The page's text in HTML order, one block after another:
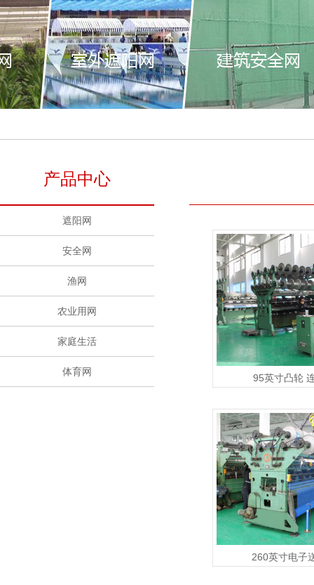
产品中心
遮阳网
安全网
渔网
农业用网
家庭生活
体育网
95英寸凸轮
260英寸电子